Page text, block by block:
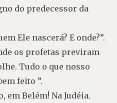
do predecessor da
Ele nascerá? E onde?”.
os profetas previram
Tudo o que nosso
feito ”.
em Belém! Na Judéia.